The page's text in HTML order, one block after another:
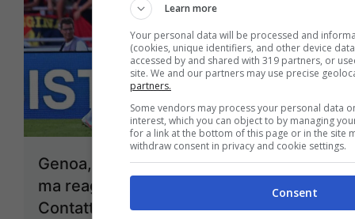
Genoa, Ellertsson: “Siamo arrabbiati
ma reagiremo di gruppo. Rigore?
Contatto troppo leggero”
Learn more
Your personal data will be processed and
(cookies, unique identifiers, and other device
accessed by and shared with 319 partners, or
site. We and our partners may use precise
partners.
Some vendors may process your personal data
interest, which you can object to by managing
for a link at the bottom of this page or in the site
withdraw consent in privacy and cookie settings.
Consent